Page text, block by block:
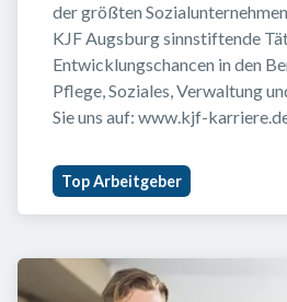
der größten
KJF Augsburg sinnstiftende
Entwicklungschancen in den
Pflege, Soziales, Verwaltung
Sie uns auf: www.kjf-
Top Arbeitgeber